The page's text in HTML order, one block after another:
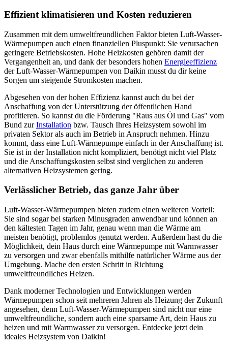
Effizient klimatisieren und Kosten reduzieren
Zusammen mit dem umweltfreundlichen Faktor bieten Luft-Wasser-
Wärmepumpen auch einen finanziellen Pluspunkt: Sie verursachen
geringere Betriebskosten. Hohe Heizkosten gehören damit der
Vergangenheit an, und dank der besonders hohen Energieeffizienz
der Luft-Wasser-Wärmepumpen von Daikin musst du dir keine
Sorgen um steigende Stromkosten machen.
Abgesehen von der hohen Effizienz kannst auch du bei der
Anschaffung von der Unterstützung der öffentlichen Hand
profitieren. So kannst du die Förderung "Raus aus Öl und Gas" vom
Bund zurInstallation bzw. Tausch Ihres Heizsystem sowohl im
privaten Sektor als auch im Betrieb in Anspruch nehmen. Hinzu
kommt, dass eine Luft-Wärmepumpe einfach in der Anschaffung ist.
Sie ist in der Installation nicht kompliziert, benötigt nicht viel Platz
und die Anschaffungskosten selbst sind verglichen zu anderen
alternativen Heizsystemen gering.
Verlässlicher Betrieb, das ganze Jahr über
Luft-Wasser-Wärmepumpen bieten zudem einen weiteren Vorteil:
Sie sind sogar bei starken Minusgraden anwendbar und können an
den kältesten Tagen im Jahr, genau wenn man die Wärme am
meisten benötigt, problemlos genutzt werden. Außerdem hast du die
Möglichkeit, dein Haus durch eine Wärmepumpe mit Warmwasser
zu versorgen und zwar ebenfalls mithilfe natürlicher Wärme aus der
Umgebung. Mache den ersten Schritt in Richtung
umweltfreundliches Heizen.
Dank moderner Technologien und Entwicklungen werden
Wärmepumpen schon seit mehreren Jahren als Heizung der Zukunft
angesehen, denn Luft-Wasser-Wärmepumpen sind nicht nur eine
umweltfreundliche, sondern auch eine sparsame Art, dein Haus zu
heizen und mit Warmwasser zu versorgen. Entdecke jetzt dein
ideales Heizsystem von Daikin!